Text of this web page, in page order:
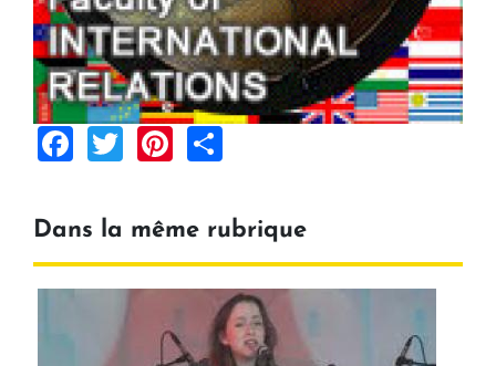
Facebook
TwitterPinterest
Dans la même rubrique